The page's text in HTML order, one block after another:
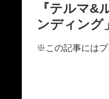
『テルマ&
ンディング
※この記事にはプ